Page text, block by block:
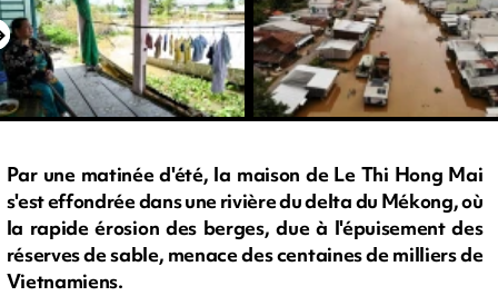
Par une matinée d'été, la maison de Le Thi Hong Mai
s'est effondrée dans une rivière du delta du Mékong, où
la rapide érosion des berges, due à l'épuisement des
réserves de sable, menace des centaines de milliers de
Vietnamiens.